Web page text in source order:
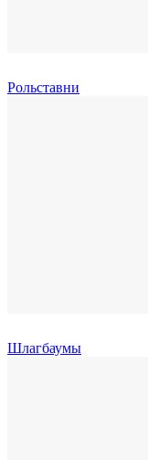
Рольставни
Шлагбаумы